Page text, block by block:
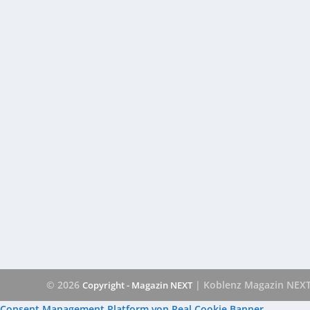
© 2026 Copyright - Magazin NEXT | Koblenz Magazin